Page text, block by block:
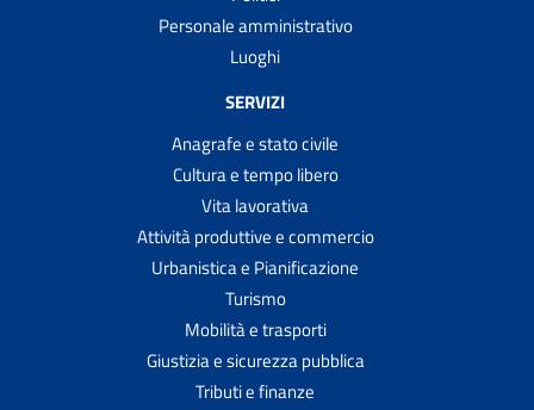
Personale amministrativo
Luoghi
SERVIZI
Anagrafe e stato civile
Cultura e tempo libero
Vita lavorativa
Attività produttive e commercio
Urbanistica e Pianificazione
Turismo
Mobilità e trasporti
Giustizia e sicurezza pubblica
Tributi e finanze